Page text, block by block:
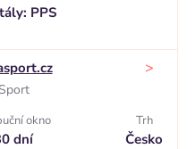
PPS
Sport
>
okno
dní
Trh
Česko